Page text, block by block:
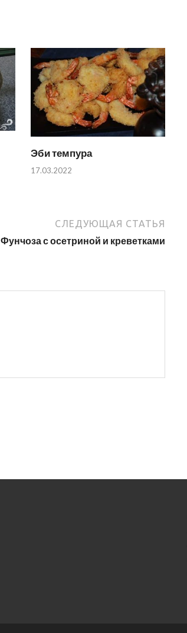
Эби темпура
17.03.2022
СЛЕДУЮЩАЯ СТАТЬЯ
Фунчоза с осетриной и креветками